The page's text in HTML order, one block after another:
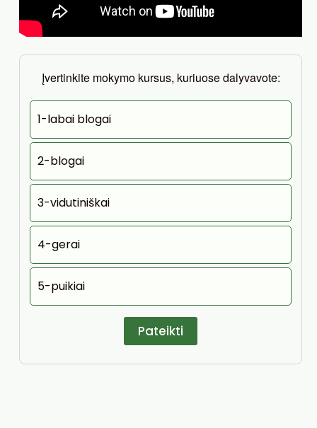
Įvertinkite mokymo kursus, kuriuose dalyvavote:
1-labai blogai
2-blogai
3-vidutiniškai
4-gerai
5-puikiai